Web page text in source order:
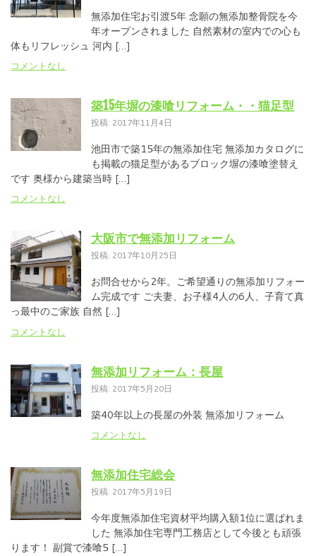
無添加住宅お引渡5年 念願の無添加整骨院を今
年オープンされました 自然素材の室内での心も
体もリフレッシュ 河内 […]
コメントなし
築15年塀の漆喰リフォーム・・猫足型
投稿: 2017年11月4日
池田市で築15年の無添加住宅 無添加カタログに
も掲載の猫足型があるブロック塀の漆喰塗替え
です 奥様から建築当時 […]
コメントなし
大阪市で無添加リフォーム
投稿: 2017年10月25日
お問合せから2年。ご希望通りの無添加リフォー
ム完成です ご夫妻、お子様4人の6人、子育て真
っ最中のご家族 自然 […]
コメントなし
無添加リフォーム：長屋
投稿: 2017年5月20日
築40年以上の長屋の外装 無添加リフォーム
コメントなし
無添加住宅総会
投稿: 2017年5月19日
今年度無添加住宅資材平均購入額1位に選ばれま
した 無添加住宅専門工務店として今後とも頑張
ります！ 副賞で漆喰5 […]